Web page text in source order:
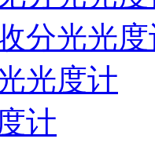
分光光
光度计
计